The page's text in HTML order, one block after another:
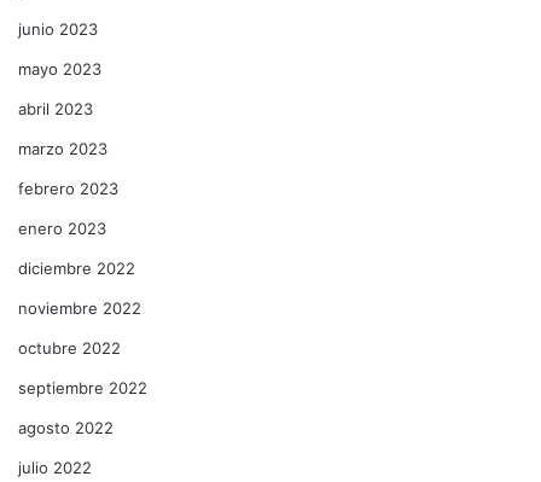
junio 2023
mayo 2023
abril 2023
marzo 2023
febrero 2023
enero 2023
diciembre 2022
noviembre 2022
octubre 2022
septiembre 2022
agosto 2022
julio 2022